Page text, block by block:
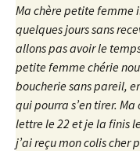
Ma chère petite femme
quelques jours sans
allons pas avoir le
petite femme chérie
boucherie sans pareil,
qui pourra s’en tirer.
lettre le 22 et je la finis
j’ai reçu mon colis cher